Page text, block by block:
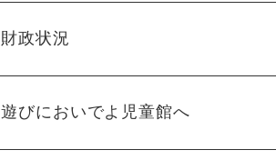
財政状況
遊びにおいでよ児童館へ